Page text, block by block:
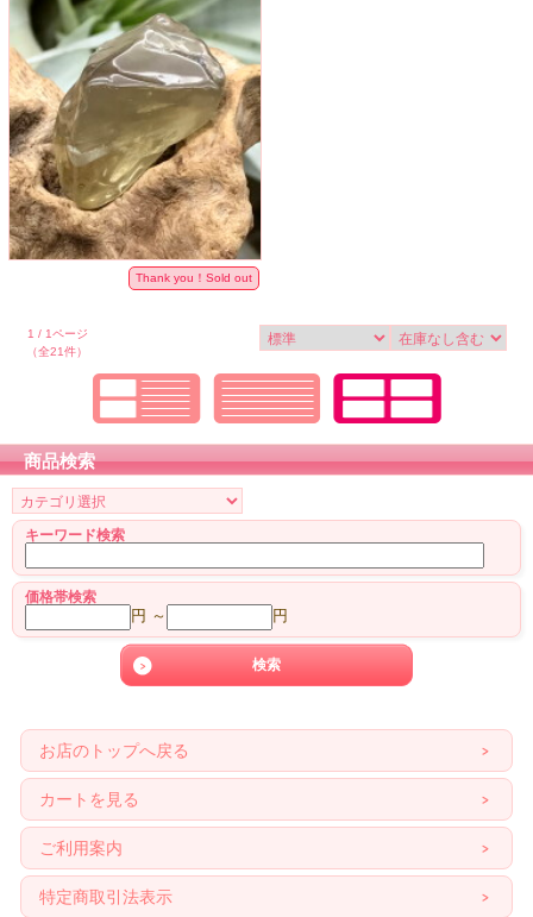
Thank you！Sold out
1 / 1ページ
（全21件）
商品検索
キーワード検索
価格帯検索
円 ～ 円
お店のトップへ戻る
カートを見る
ご利用案内
特定商取引法表示